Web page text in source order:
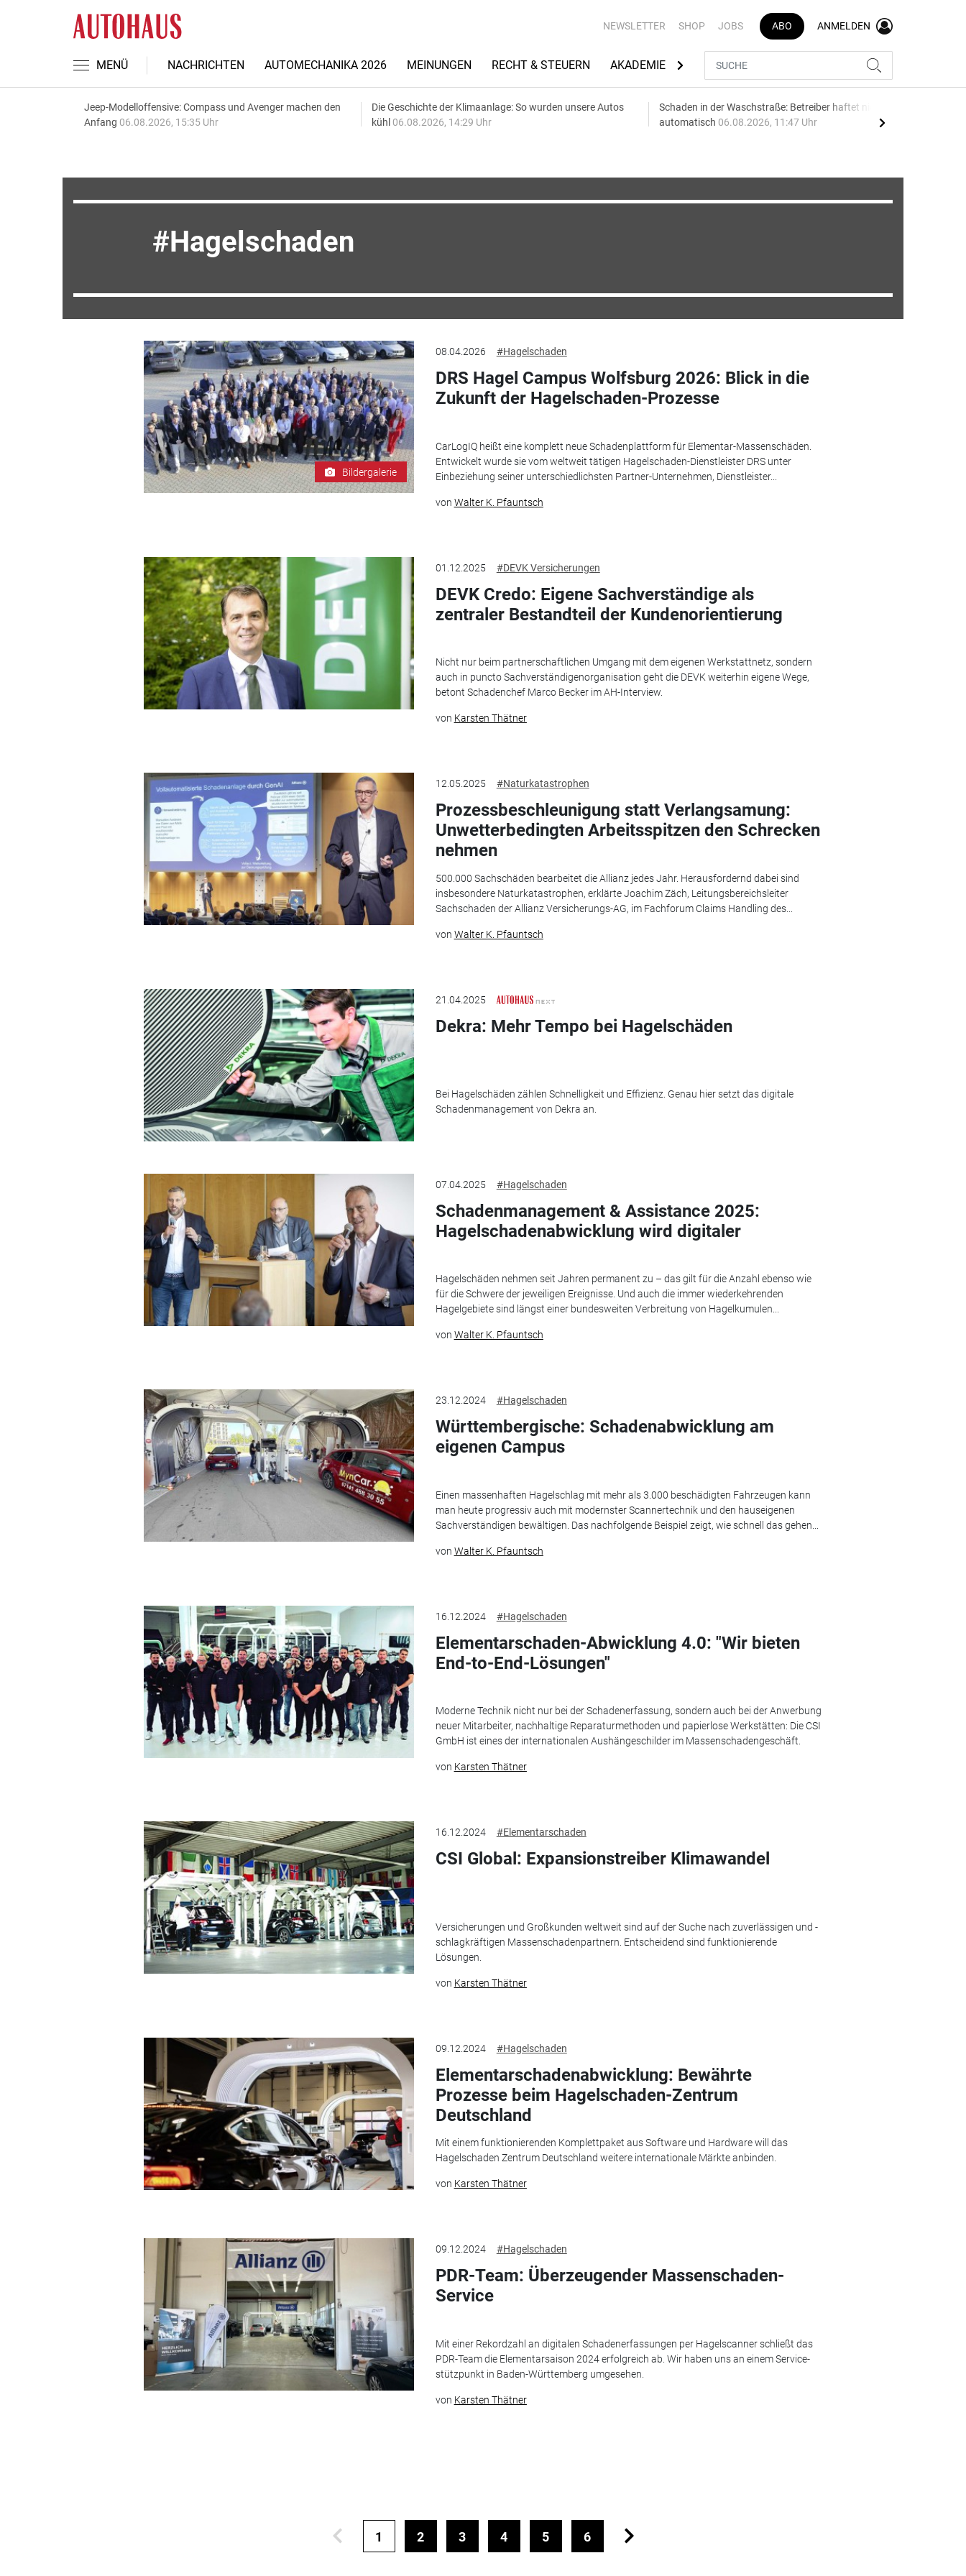
NEWSLETTER SHOP JOBS ABO ANMELDEN
MENÜ NACHRICHTEN AUTOMECHANIKA 2026 MEINUNGEN RECHT & STEUERN AKADEMIE AUTOMARKEN
Jeep-Modelloffensive: Compass und Avenger machen den
Anfang 06.08.2026, 15:35 Uhr
Die Geschichte der Klimaanlage: So wurden unsere Autos
kühl 06.08.2026, 14:29 Uhr
Schaden in der Waschstraße: Betreiber haftet nicht
automatisch 06.08.2026, 11:47 Uhr
Hagelschaden
Bildergalerie
08.04.2026 #Hagelschaden
DRS Hagel Campus Wolfsburg 2026: Blick in die
Zukunft der Hagelschaden-Prozesse
CarLogIQ heißt eine komplett neue Schadenplattform für Elementar-Massenschäden.
Entwickelt wurde sie vom weltweit tätigen Hagelschaden-Dienstleister DRS unter
Einbeziehung seiner unterschiedlichsten Partner-Unternehmen, Dienstleister...
von Walter K. Pfauntsch
01.12.2025 #DEVK Versicherungen
DEVK Credo: Eigene Sachverständige als
zentraler Bestandteil der Kundenorientierung
Nicht nur beim partnerschaftlichen Umgang mit dem eigenen Werkstattnetz, sondern
auch in puncto Sachverständigenorga­nisation geht die DEVK weiterhin eigene Wege,
betont Schadenchef Marco Becker im AH-Interview.
von Karsten Thätner
12.05.2025 #Naturkatastrophen
Prozessbeschleunigung statt Verlangsamung:
Unwetterbedingten Arbeitsspitzen den Schrecken
nehmen
500.000 Sachschäden bearbeitet die Allianz jedes Jahr. Herausfordernd dabei sind
insbesondere Naturkatastrophen, erklärte Joachim Zäch, Leitungsbereichsleiter
Sachschaden der Allianz Versicherungs-AG, im Fachforum Claims Handling des...
von Walter K. Pfauntsch
21.04.2025
Dekra: Mehr Tempo bei Hagelschäden
Bei Hagelschäden zählen Schnelligkeit und Effizienz. Genau hier setzt das digitale
Schadenmanagement von Dekra an.
07.04.2025 #Hagelschaden
Schadenmanagement & Assistance 2025:
Hagelschadenabwicklung wird digitaler
Hagelschäden nehmen seit Jahren permanent zu – das gilt für die Anzahl ebenso wie
für die Schwere der jeweiligen Ereignisse. Und auch die immer wiederkehrenden
Hagelgebiete sind längst einer bundesweiten Verbreitung von Hagelkumulen...
von Walter K. Pfauntsch
23.12.2024 #Hagelschaden
Württembergische: Schadenabwicklung am
eigenen Campus
Einen massenhaften Hagelschlag mit mehr als 3.000 beschädigten Fahrzeugen kann
man heute progressiv auch mit modernster Scannertechnik und den hauseigenen
Sachverständigen bewältigen. Das nachfolgende Beispiel zeigt, wie schnell das gehen...
von Walter K. Pfauntsch
16.12.2024 #Hagelschaden
Elementarschaden-Abwicklung 4.0: "Wir bieten
End-to-End-Lösungen"
Moderne Technik nicht nur bei der Schadenerfassung, sondern auch bei der Anwerbung
neuer Mitarbeiter, nachhaltige Reparaturmethoden und papierlose Werkstätten: Die CSI
GmbH ist eines der internationalen Aushängeschilder im Massenschadengeschäft.
von Karsten Thätner
16.12.2024 #Elementarschaden
CSI Global: Expansionstreiber Klimawandel
Versicherungen und Großkunden weltweit sind auf der Suche nach zuverlässigen und ­
schlagkräftigen Massenschadenpartnern. Entscheidend sind funktionierende
Lösungen.
von Karsten Thätner
09.12.2024 #Hagelschaden
Elementarschadenabwicklung: Bewährte
Prozesse beim Hagelschaden-Zentrum
Deutschland
Mit einem funktionierenden Komplettpaket aus Software und Hardware will das
Hagelschaden Zentrum Deutschland weitere internationale Märkte anbinden.
von Karsten Thätner
09.12.2024 #Hagelschaden
PDR-Team: Überzeugender Massenschaden-
Service
Mit einer Rekordzahl an digitalen ­Schadenerfassungen per Hagelscanner schließt das
PDR-Team die ­Elementar­­saison 2024 erfolgreich ab. Wir haben uns an einem Service­
stützpunkt in ­Baden-Württemberg umge­sehen.
von Karsten Thätner
1 2 3 4 5 6